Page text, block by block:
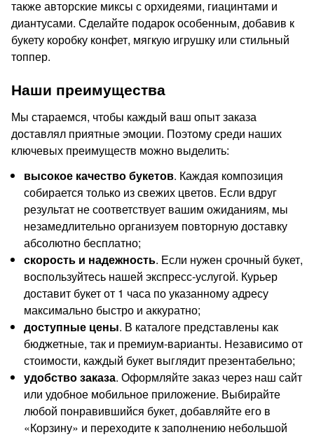
также авторские миксы с орхидеями, гиацинтами и
диантусами. Сделайте подарок особенным, добавив к
букету коробку конфет, мягкую игрушку или стильный
топпер.
Наши преимущества
Мы стараемся, чтобы каждый ваш опыт заказа
доставлял приятные эмоции. Поэтому среди наших
ключевых преимуществ можно выделить:
высокое качество букетов. Каждая композиция
собирается только из свежих цветов. Если вдруг
результат не соответствует вашим ожиданиям, мы
незамедлительно организуем повторную доставку
абсолютно бесплатно;
скорость и надежность. Если нужен срочный букет,
воспользуйтесь нашей экспресс-услугой. Курьер
доставит букет от 1 часа по указанному адресу
максимально быстро и аккуратно;
доступные цены. В каталоге представлены как
бюджетные, так и премиум-варианты. Независимо от
стоимости, каждый букет выглядит презентабельно;
удобство заказа. Оформляйте заказ через наш сайт
или удобное мобильное приложение. Выбирайте
любой понравившийся букет, добавляйте его в
«Корзину» и переходите к заполнению небольшой